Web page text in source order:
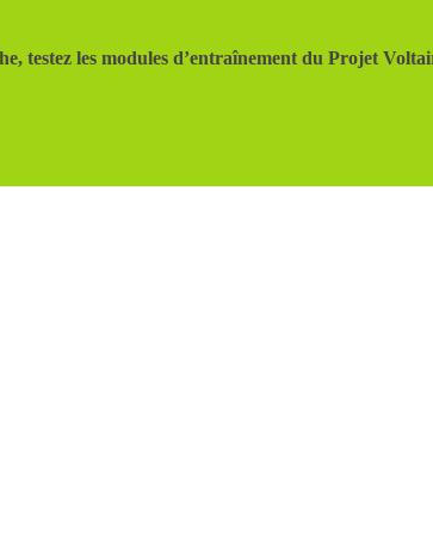
testez les modules d’entraînement du Projet